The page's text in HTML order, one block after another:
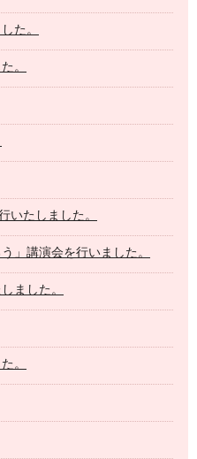
た。
。
いたしました。
」講演会を行いました。
ました。
。